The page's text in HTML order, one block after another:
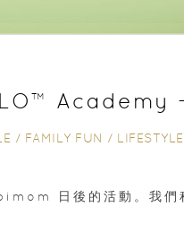
Academy
/ FAMILY FUN / LIFESTYLE
日後的活動。我們